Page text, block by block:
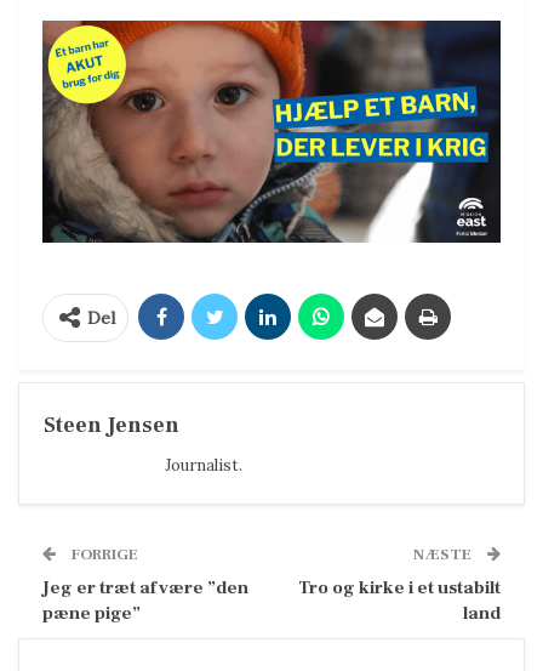
Del
Steen Jensen
Journalist.
FORRIGE
Jeg er træt af være ”den
pæne pige”
NÆSTE
Tro og kirke i et ustabilt
land